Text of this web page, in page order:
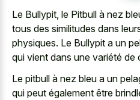
Le Bullypit, le Pitbull à nez
tous des similitudes dans
physiques. Le Bullypit a un
qui vient dans une variété de
Le pitbull à nez bleu a un
qui peut également être